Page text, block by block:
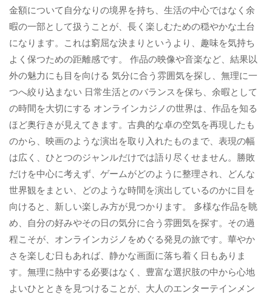
金額について自分なりの境界を持ち、生活の中心ではなく余
暇の一部として扱うことが、長く楽しむための穏やかな土台
になります。これは窮屈な決まりというより、趣味を気持ち
よく保つための距離感です。 作品の映像や音楽など、結果以
外の魅力にも目を向ける 気分に合う雰囲気を探し、無理に一
つへ絞り込まない 日常生活とのバランスを保ち、余暇として
の時間を大切にする オンラインカジノの世界は、作品を知る
ほど奥行きが見えてきます。古典的な卓の空気を再現したも
のから、映画のような演出を取り入れたものまで、表現の幅
は広く、ひとつのジャンルだけでは語り尽くせません。勝敗
だけを中心に考えず、ゲームがどのように整理され、どんな
世界観をまとい、どのような時間を演出しているのかに目を
向けると、新しい楽しみ方が見つかります。 多様な作品を眺
め、自分の好みやその日の気分に合う雰囲気を探す。その過
程こそが、オンラインカジノをめぐる発見の旅です。華やか
さを楽しむ日もあれば、静かな画面に落ち着く日もありま
す。無理に熱中する必要はなく、豊富な選択肢の中から心地
よいひとときを見つけることが、大人のエンターテインメン